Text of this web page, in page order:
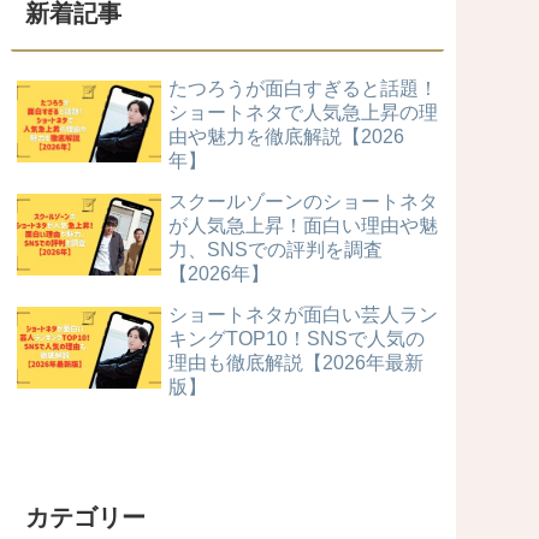
新着記事
たつろうが面白すぎると話題！
ショートネタで人気急上昇の理
由や魅力を徹底解説【2026
年】
スクールゾーンのショートネタ
が人気急上昇！面白い理由や魅
力、SNSでの評判を調査
【2026年】
ショートネタが面白い芸人ラン
キングTOP10！SNSで人気の
理由も徹底解説【2026年最新
版】
カテゴリー